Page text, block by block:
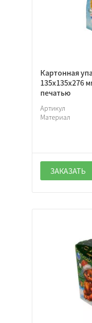
Картонная
135х135х276
печатью
Артикул
Материал
ЗАКАЗАТЬ